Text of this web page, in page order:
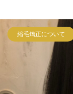
縮毛矯正について